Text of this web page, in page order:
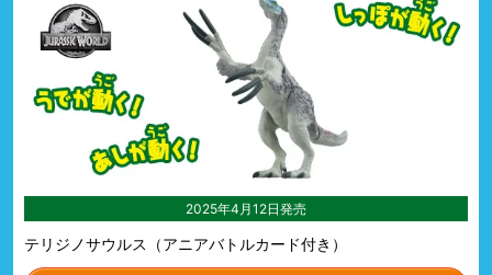
2025年4月12日発売
テリジノサウルス（アニアバトルカード付き）